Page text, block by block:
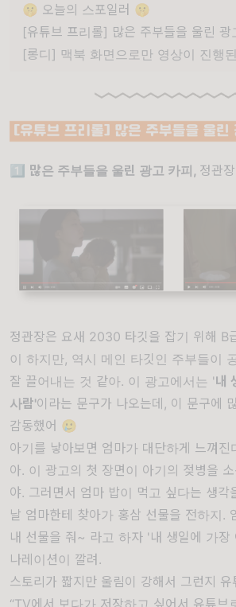
🤫 오늘의 스포일러 🤫
[유튜브 프리롤] 많은 주부들을 울린 광
[롱디] 맥북 화면으로만 영상이 진행
1️⃣ 많은 주부들을 울린 광고 카피, 정관장
정관장은 요새 2030 타깃을 잡기 위해 B
이 하지만, 역시 메인 타깃인 주부들이
잘 끌어내는 것 같아. 이 광고에서는 '내
사람'이라는 문구가 나오는데, 이 문구에
감동했어 🥲
아기를 낳아보면 엄마가 대단하게 느껴
아. 이 광고의 첫 장면이 아기의 젖병을
야. 그러면서 엄마 밥이 먹고 싶다는 생각
날 엄마한테 찾아가 홍삼 선물을 전하지.
내 선물을 줘~ 라고 하자 '내 생일에 가장
나레이션이 깔려.
스토리가 짧지만 울림이 강해서 그런지 유
“TV에서 보다가 저장하고 싶어서 유튜브